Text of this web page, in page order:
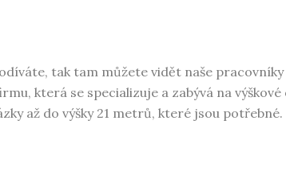
tak tam můžete vidět naše pracovníky
která se specializuje a zabývá na
až do výšky 21 metrů, které jsou potřebné.